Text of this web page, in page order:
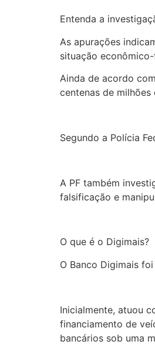
Entenda a
As apurações
situação
Ainda de acordo
centenas de milhões
Segundo a Polícia
A PF também
falsificação e
O que é o Digimais?
O Banco Digimais
Inicialmente, atuou
financiamento de
bancários sob uma